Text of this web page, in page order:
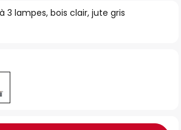
3 lampes, bois clair, jute gris